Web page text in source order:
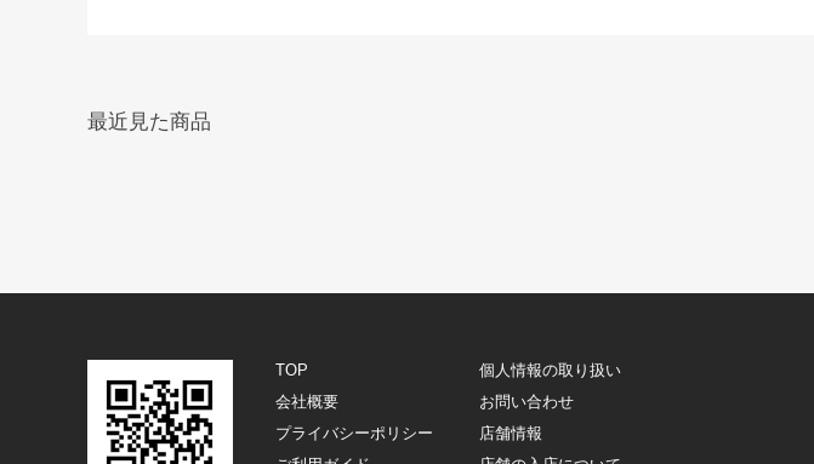
最近見た商品
TOP
個人情報の取り扱い
会社概要
お問い合わせ
プライバシーポリシー
店舗情報